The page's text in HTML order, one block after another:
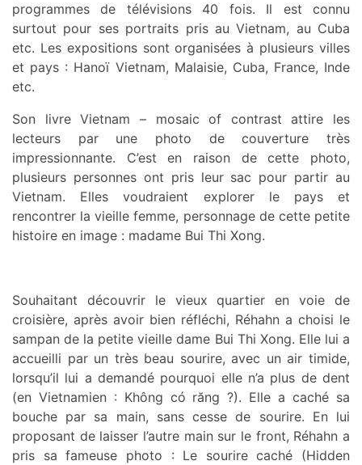
programmes de télévisions 40 fois. Il est connu
surtout pour ses portraits pris au Vietnam, au Cuba
etc. Les expositions sont organisées à plusieurs villes
et pays : Hanoï Vietnam, Malaisie, Cuba, France, Inde
etc.
Son livre Vietnam – mosaic of contrast attire les
lecteurs par une photo de couverture très
impressionnante. C’est en raison de cette photo,
plusieurs personnes ont pris leur sac pour partir au
Vietnam. Elles voudraient explorer le pays et
rencontrer la vieille femme, personnage de cette petite
histoire en image : madame Bui Thi Xong.
Souhaitant découvrir le vieux quartier en voie de
croisière, après avoir bien réfléchi, Réhahn a choisi le
sampan de la petite vieille dame Bui Thi Xong. Elle lui a
accueilli par un très beau sourire, avec un air timide,
lorsqu’il lui a demandé pourquoi elle n’a plus de dent
(en Vietnamien : Không có răng ?). Elle a caché sa
bouche par sa main, sans cesse de sourire. En lui
proposant de laisser l’autre main sur le front, Réhahn a
pris sa fameuse photo : Le sourire caché (Hidden